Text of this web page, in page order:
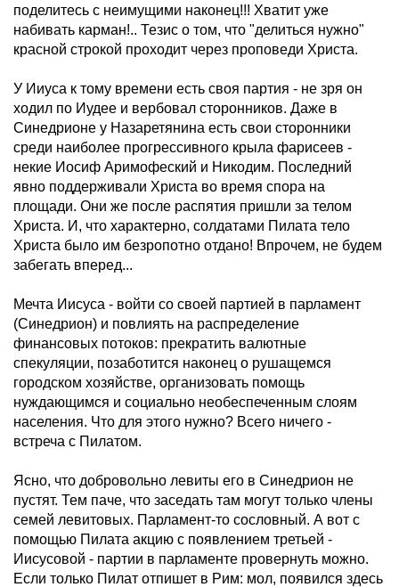
поделитесь с неимущими наконец!!! Хватит уже
набивать карман!.. Тезис о том, что "делиться нужно"
красной строкой проходит через проповеди Христа.
У Ииуса к тому времени есть своя партия - не зря он
ходил по Иудее и вербовал сторонников. Даже в
Синедрионе у Назаретянина есть свои сторонники
среди наиболее прогрессивного крыла фарисеев -
некие Иосиф Аримофеский и Никодим. Последний
явно поддерживали Христа во время спора на
площади. Они же после распятия пришли за телом
Христа. И, что характерно, солдатами Пилата тело
Христа было им безропотно отдано! Впрочем, не будем
забегать вперед...
Мечта Иисуса - войти со своей партией в парламент
(Синедрион) и повлиять на распределение
финансовых потоков: прекратить валютные
спекуляции, позаботится наконец о рушащемся
городском хозяйстве, организовать помощь
нуждающимся и социально необеспеченным слоям
населения. Что для этого нужно? Всего ничего -
встреча с Пилатом.
Ясно, что добровольно левиты его в Синедрион не
пустят. Тем паче, что заседать там могут только члены
семей левитовых. Парламент-то сословный. А вот с
помощью Пилата акцию с появлением третьей -
Иисусовой - партии в парламенте провернуть можно.
Если только Пилат отпишет в Рим: мол, появился здесь